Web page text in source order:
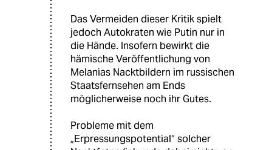
Das Vermeiden dieser Kritik spielt
jedoch Autokraten wie Putin nur in
die Hände. Insofern bewirkt die
hämische Veröffentlichung von
Melanias Nacktbildern im russischen
Staatsfernsehen am Ends
möglicherweise noch ihr Gutes.
Probleme mit dem
„Erpressungspotential“ solcher